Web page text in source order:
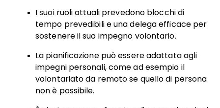
I suoi ruoli attuali prevedono blocchi di
tempo prevedibili e una delega efficace per
sostenere il suo impegno volontario.
La pianificazione può essere adattata agli
impegni personali, come ad esempio il
volontariato da remoto se quello di persona
non è possibile.